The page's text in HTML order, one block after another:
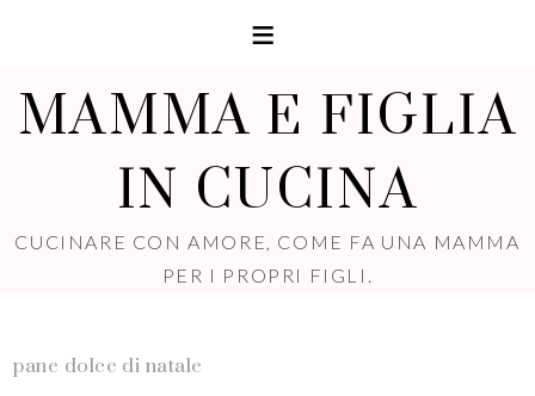
MAMMA E FIGLIA
IN CUCINA
CUCINARE CON AMORE, COME FA UNA MAMMA
PER I PROPRI FIGLI.
pane dolce di natale